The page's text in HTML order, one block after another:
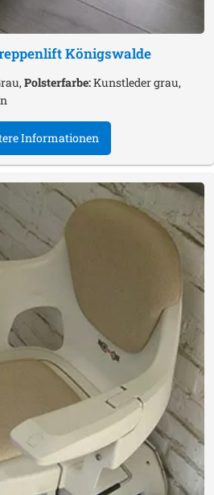
Königswalde
Polsterfarbe:Kunstleder grau,
Informationen